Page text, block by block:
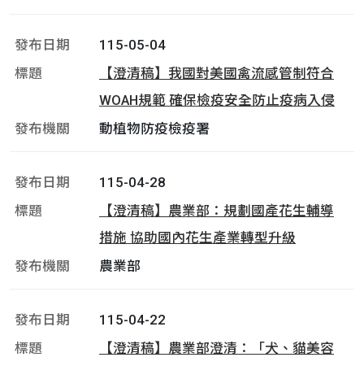
115-05-04
【澄清稿】我國對美國禽流感管制符合
WOAH規範 確保檢疫安全防止疫病入侵
動植物防疫檢疫署
115-04-28
【澄清稿】農業部：規劃國產花生輔導
措施 協助國內花生產業轉型升級
農業部
115-04-22
【澄清稿】農業部澄清：「犬、貓美容